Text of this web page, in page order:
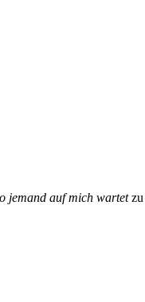
jemand auf mich wartetzu